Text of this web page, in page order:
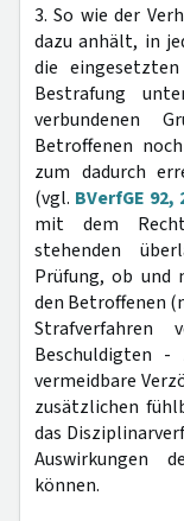
3. So wie der
dazu anhält, in
die
Bestrafung
verbundenen
Betroffenen
zum dadurch
(vgl. BVerfGE 92,
mit dem
stehenden
Prüfung, ob und
den Betroffenen
Strafverfahren
Beschuldigten -
vermeidbare
zusätzlichen
das
Auswirkungen
können.